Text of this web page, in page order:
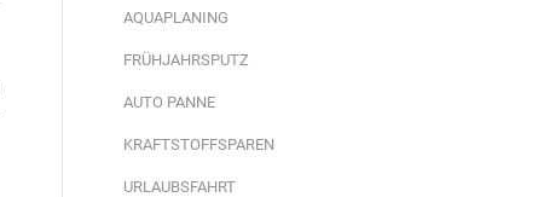
AQUAPLANING
FRÜHJAHRSPUTZ
AUTO PANNE
KRAFTSTOFFSPAREN
URLAUBSFAHRT